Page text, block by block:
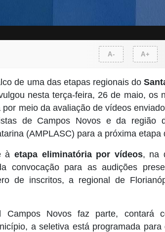
A- A+
de uma das etapas regionais do
nesta terça-feira, 26 de maio, os
meio da avaliação de vídeos
de Campos Novos e da região
(AMPLASC) para a próxima etapa
à etapa eliminatória por vídeos, na
convocação para as audições
de inscritos, a regional de
Novos faz parte, contará
a seletiva está programada para